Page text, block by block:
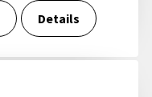
Details